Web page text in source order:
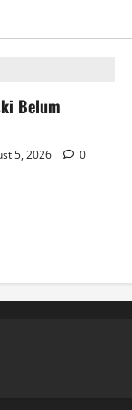
Belum
5, 2026 0